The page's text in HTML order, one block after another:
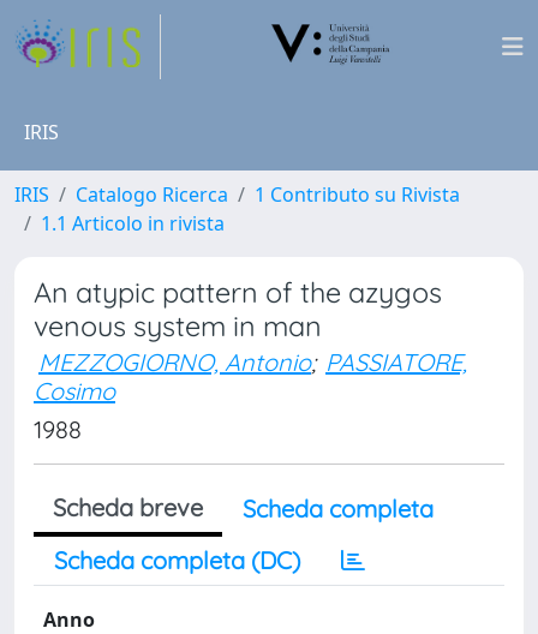
IRIS
IRIS Catalogo Ricerca
1 Contributo su Rivista
1.1 Articolo in rivista
An atypic pattern of the azygos
venous system in man
MEZZOGIORNO, Antonio; PASSIATORE,
Cosimo
1988
Scheda breve
Scheda completa
Scheda completa (DC)
Anno